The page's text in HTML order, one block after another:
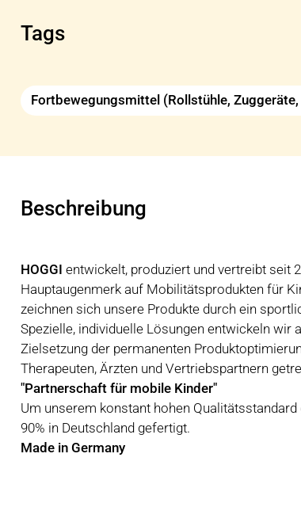
Tags
Fortbewegungsmittel (Rollstühle,
Beschreibung
HOGGI entwickelt, produziert und vertreibt seit
Hauptaugenmerk auf Mobilitätsprodukten für
zeichnen sich unsere Produkte durch ein
Spezielle, individuelle Lösungen entwickeln wir
Zielsetzung der permanenten
Therapeuten, Ärzten und Vertriebspartnern
"Partnerschaft für mobile Kinder"
Um unserem konstant hohen
90% in Deutschland gefertigt.
Made in Germany